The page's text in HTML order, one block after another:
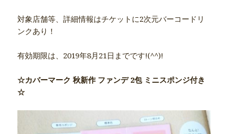
対象店舗等、詳細情報はチケットに2次元バーコードリ
ンクあり！
有効期限は、2019年8月21日までです!(^^)!
☆カバーマーク 秋新作 ファンデ 2包 ミニスポンジ付き
☆